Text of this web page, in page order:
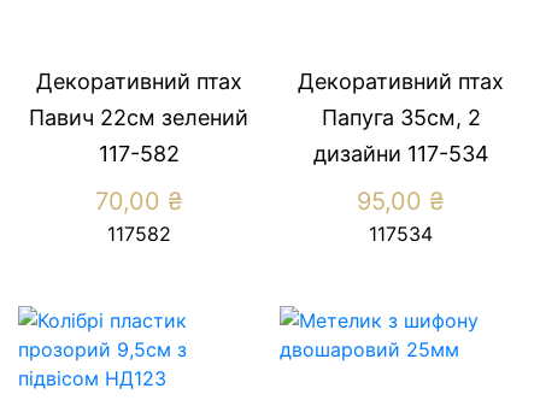
Декоративний птах
Павич 22см зелений
117-582
70,00 ₴
117582
Декоративний птах
Папуга 35см, 2
дизайни 117-534
95,00 ₴
117534